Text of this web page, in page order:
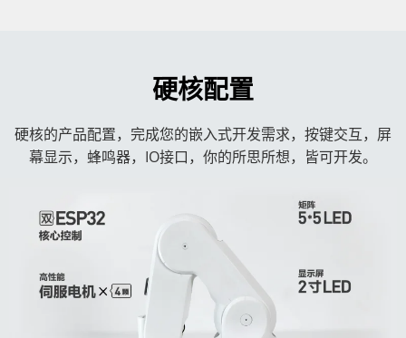
硬核配置
硬核的产品配置，完成您的嵌入式开发需求，按键交互，屏
幕显示，蜂鸣器，IO接口，你的所思所想，皆可开发。